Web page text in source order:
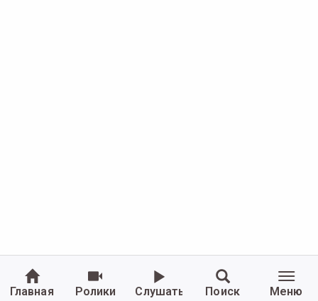
Главная Ролики Слушать Поиск Меню